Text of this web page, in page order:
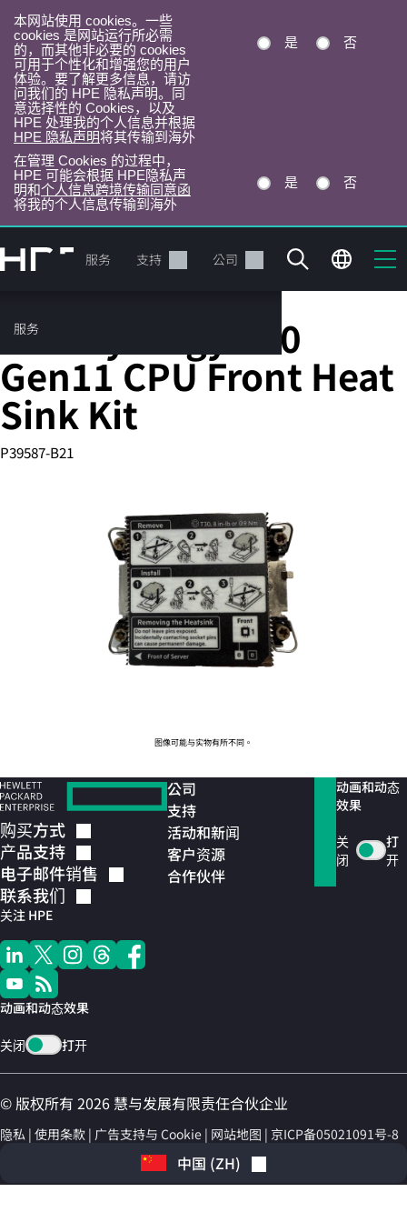
本网站使用 cookies。一些
cookies 是网站运行所必需
的，而其他非必要的 cookies
可用于个性化和增强您的用户
体验。要了解更多信息，请访
问我们的 HPE 隐私声明。同
意选择性的 Cookies，以及
HPE 处理我的个人信息并根据
HPE 隐私声明将其传输到海外
是 否
在管理 Cookies 的过程中，
HPE 可能会根据 HPE隐私声
明和个人信息跨境传输同意函
将我的个人信息传输到海外
是 否
转
到
目
录
产品 服务 支持 公司
服务
前往 HPE 商店浏览、配置和订购。
立即购买
HPE Synergy 480
Gen11 CPU Front Heat
Sink Kit
P39587-B21
图像可能与实物有所不同。
购买方式
产品支持
电子邮件销售
联系我们
关注 HPE
动画和动态效果
关闭 打开
公司
支持
活动和新闻
客户资源
合作伙伴
动画和动态
效果
关
闭
打
开
© 版权所有 2026 慧与发展有限责任合伙企业
隐私 使用条款 广告支持与 Cookie 网站地图 京ICP备05021091号-8
中国 (ZH)